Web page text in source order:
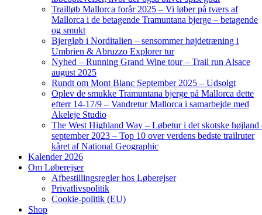
Trailløb Mallorca forår 2025 – Vi løber på tværs af
Mallorca i de betagende Tramuntana bjerge – betagende
og smukt
Bjergløb i Norditalien – sensommer højdetræning i
Umbrien & Abruzzo Explorer tur
Nyhed – Running Grand Wine tour – Trail run Alsace
august 2025
Rundt om Mont Blanc September 2025 – Udsolgt
Oplev de smukke Tramuntana bjerge på Mallorca dette
efterr 14-17/9 – Vandretur Mallorca i samarbejde med
Akeleje Studio
The West Highland Way – Løbetur i det skotske højland
september 2023 – Top 10 over verdens bedste trailruter
kåret af National Geographic
Kalender 2026
Om Løberejser
Afbestillingsregler hos Løberejser
Privatlivspolitik
Cookie-politik (EU)
Shop